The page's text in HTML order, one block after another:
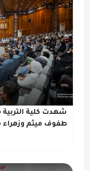
شهدت كلية التربية
طفوف ميثم وزهراء